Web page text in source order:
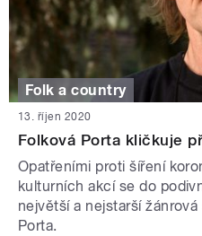
Folk a country
13. říjen 2020
Folková Porta kličkuje
Opatřeními proti šíření
kulturních akcí se do
největší a nejstarší
Porta.